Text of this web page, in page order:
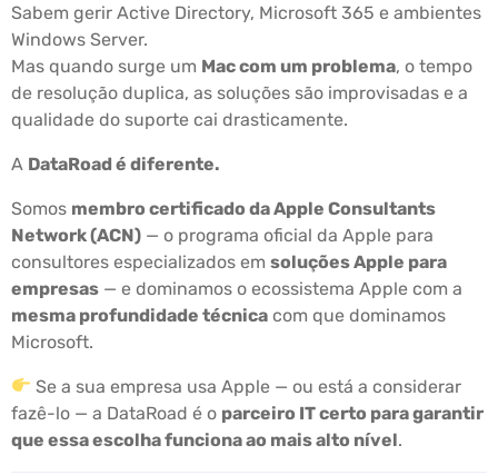
Sabem gerir Active Directory, Microsoft 365 e ambientes
Windows Server.
Mas quando surge um Mac com um problema, o tempo
de resolução duplica, as soluções são improvisadas e a
qualidade do suporte cai drasticamente.
A DataRoad é diferente.
Somos membro certificado da Apple Consultants
Network (ACN) — o programa oficial da Apple para
consultores especializados em soluções Apple para
empresas — e dominamos o ecossistema Apple com a
mesma profundidade técnica com que dominamos
Microsoft.
Se a sua empresa usa Apple — ou está a considerar
fazê-lo — a DataRoad é o parceiro IT certo para garantir
que essa escolha funciona ao mais alto nível.